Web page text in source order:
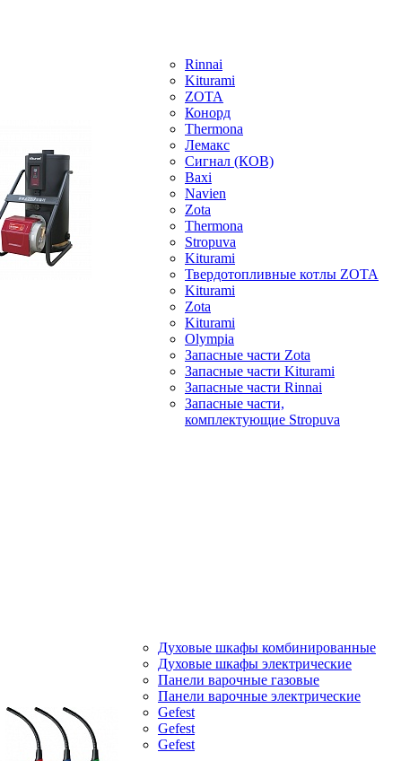
Rinnai
Kiturami
ZOTA
Конорд
Thermona
Лемакс
Сигнал (КОВ)
Baxi
Navien
Zota
Thermona
Stropuva
Kiturami
Твердотопливные котлы ZOTA
Kiturami
Zota
Kiturami
Olympia
Запасные части Zota
Запасные части Kiturami
Запасные части Rinnai
Запасные части,
комплектующие Stropuva
Духовые шкафы комбинированные
Духовые шкафы электрические
Панели варочные газовые
Панели варочные электрические
Gefest
Gefest
Gefest